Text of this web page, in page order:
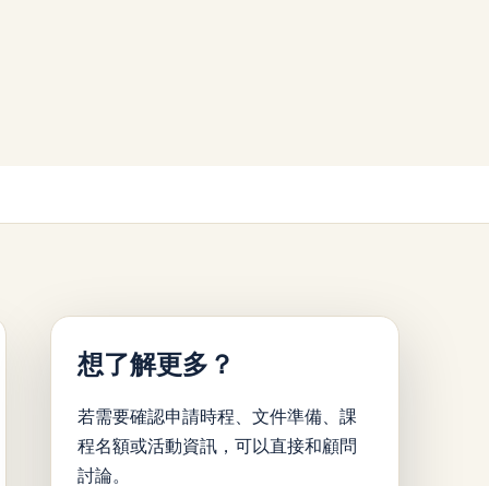
想了解更多？
若需要確認申請時程、文件準備、課
程名額或活動資訊，可以直接和顧問
討論。